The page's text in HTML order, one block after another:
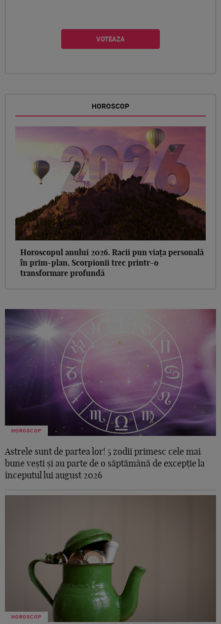
HOROSCOP
Horoscopul anului 2026. Racii pun viața personală
în prim-plan, Scorpionii trec printr-o
transformare profundă
HOROSCOP
Astrele sunt de partea lor! 5 zodii primesc cele mai
bune vești și au parte de o săptămână de excepție la
începutul lui august 2026
HOROSCOP